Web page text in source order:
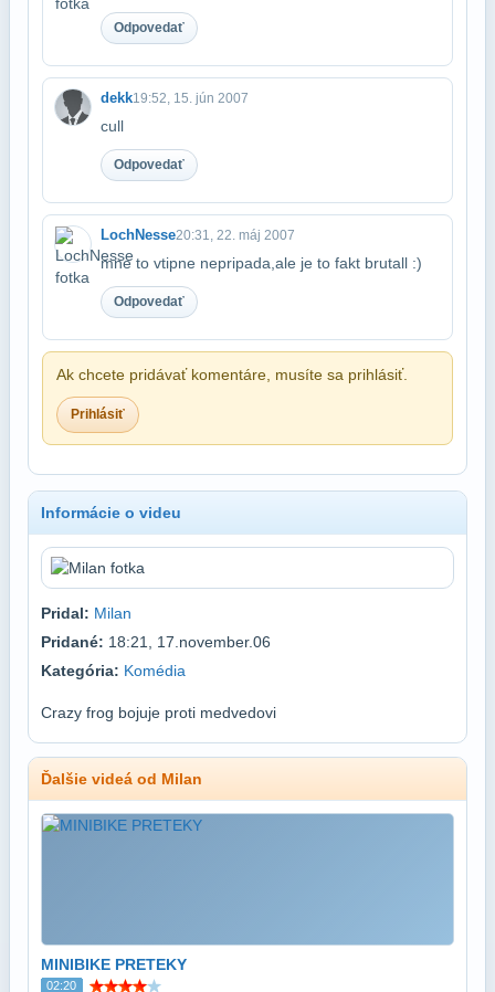
Odpovedať
dekk19:52, 15. jún 2007
cull
Odpovedať
LochNesse20:31, 22. máj 2007
mne to vtipne nepripada,ale je to fakt brutall :)
Odpovedať
Ak chcete pridávať komentáre, musíte sa prihlásiť.
Prihlásiť
Informácie o videu
Pridal: Milan
Pridané: 18:21, 17.november.06
Kategória: Komédia
Crazy frog bojuje proti medvedovi
Ďalšie videá od Milan
MINIBIKE PRETEKY
02:20